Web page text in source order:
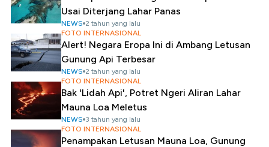
Usai Diterjang Lahar Panas
NEWS 2 tahun yang lalu
FOTO INTERNASIONAL
Alert! Negara Eropa Ini di Ambang Letusan
Gunung Api Terbesar
NEWS 2 tahun yang lalu
FOTO INTERNASIONAL
Bak 'Lidah Api', Potret Ngeri Aliran Lahar
Mauna Loa Meletus
NEWS 3 tahun yang lalu
FOTO INTERNASIONAL
Penampakan Letusan Mauna Loa, Gunung